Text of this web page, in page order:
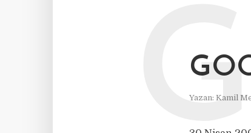
Yazan: Kamil